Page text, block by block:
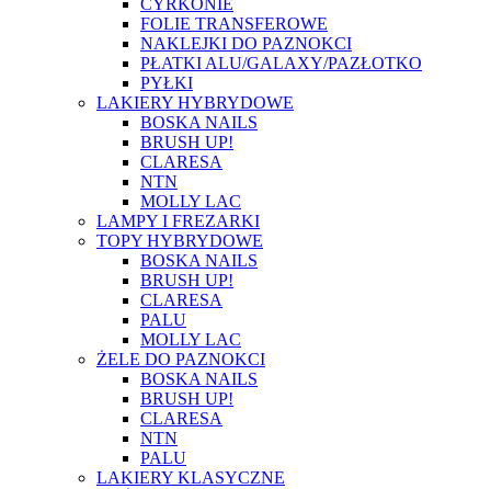
FOLIE TRANSFEROWE
NAKLEJKI DO PAZNOKCI
PŁATKI ALU/GALAXY/PAZŁOTKO
PYŁKI
LAKIERY HYBRYDOWE
BOSKA NAILS
BRUSH UP!
CLARESA
NTN
MOLLY LAC
LAMPY I FREZARKI
TOPY HYBRYDOWE
BOSKA NAILS
BRUSH UP!
CLARESA
PALU
MOLLY LAC
ŻELE DO PAZNOKCI
BOSKA NAILS
BRUSH UP!
CLARESA
NTN
PALU
LAKIERY KLASYCZNE